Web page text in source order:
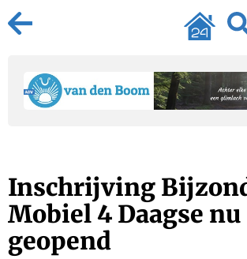
Inschrijving
Mobiel 4 Daagse nu
geopend